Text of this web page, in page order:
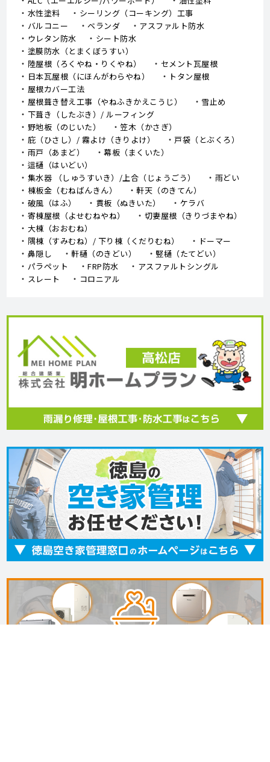
水性塗料
シーリング（コーキング）工事
バルコニー
ベランダ
アスファルト防水
ウレタン防水
シート防水
塗膜防水（とまくぼうすい）
陸屋根（ろくやね・りくやね）
セメント瓦屋根
日本瓦屋根（にほんがわらやね）
トタン屋根
屋根カバー工法
屋根葺き替え工事（やねふきかえこうじ）
雪止め
下葺き（したぶき）/ ルーフィング
野地板（のじいた）
笠木（かさぎ）
庇（ひさし）/ 霧よけ（きりよけ）
戸袋（とぶくろ）
雨戸（あまど）
幕板（まくいた）
這樋（はいどい）
集水器 （しゅうすいき）/上合（じょうごう）
雨どい
棟板金（むねばんきん）
軒天（のきてん）
破風（はふ）
貫板（ぬきいた）
ケラバ
寄棟屋根（よせむねやね）
切妻屋根（きりづまやね）
大棟（おおむね）
隅棟（すみむね）/ 下り棟（くだりむね）
ドーマー
鼻隠し
軒樋（のきどい）
竪樋（たてどい）
パラペット
FRP防水
アスファルトシングル
スレート
コロニアル